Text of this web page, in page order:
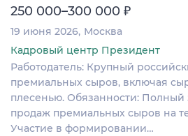
250 000–300 000 ₽
19 июня 2026 Москва
Кадровый центр Президент
Работодатель: Крупный
премиальных сыров, включая
плесенью. Обязанности: Полный
продаж премиальных сыров на
Участие в формировании…